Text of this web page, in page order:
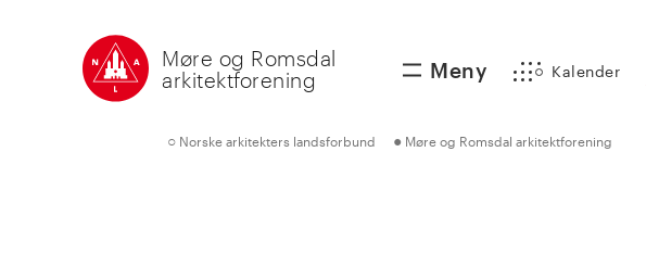
Møre og Romsdal
arkitektforening
Meny Kalender
○ Norske arkitekters landsforbund ● Møre og Romsdal arkitektforening